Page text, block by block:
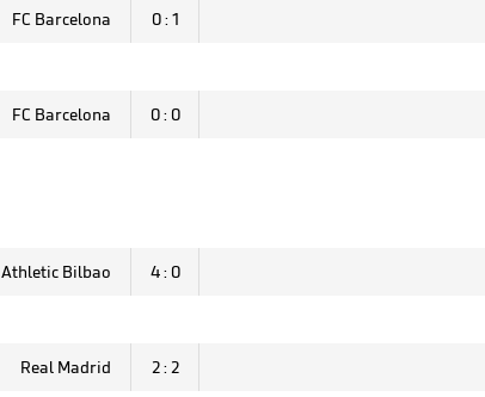
FC Barcelona 0 : 1
FC Barcelona 0 : 0
Athletic Bilbao 4 : 0
Real Madrid 2 : 2